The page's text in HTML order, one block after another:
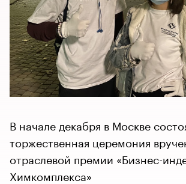
В начале декабря в Москве
торжественная церемония
отраслевой премии «Бизнес-
Химкомплекса»